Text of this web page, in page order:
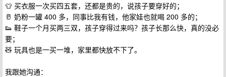
👕 买衣服一次买四五套，还都是贵的，说孩子要穿好的；
🥛 奶粉一罐 400 多，同事比我有钱，他家娃也就喝 200 多的；
👟 鞋子一个月买两三双，孩子穿得过来吗？孩子长那么快，真的没必
要；
🧸 玩具也是一买一堆，家里都快放不下了。
我跟她沟通：